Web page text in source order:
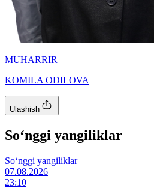
MUHARRIR
KOMILA ODILOVA
Ulashish
So‘nggi yangiliklar
So‘nggi yangiliklar
07.08.2026
23:10